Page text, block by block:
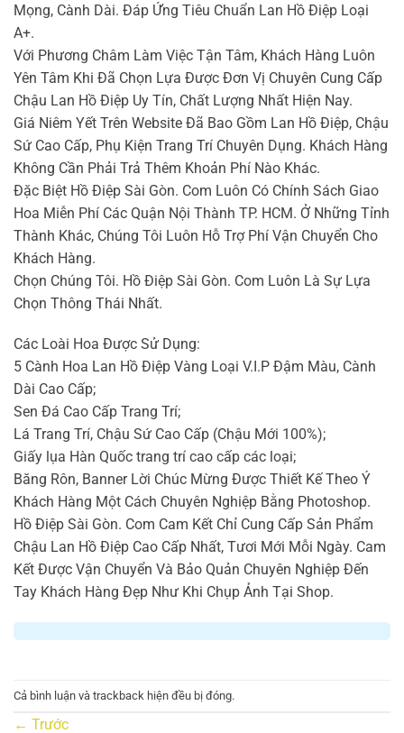
Mọng, Cành Dài. Đáp Ứng Tiêu Chuẩn Lan Hồ Điệp Loại
A+.
Với Phương Châm Làm Việc Tận Tâm, Khách Hàng Luôn
Yên Tâm Khi Đã Chọn Lựa Được Đơn Vị Chuyên Cung Cấp
Chậu Lan Hồ Điệp Uy Tín, Chất Lượng Nhất Hiện Nay.
Giá Niêm Yết Trên Website Đã Bao Gồm Lan Hồ Điệp, Chậu
Sứ Cao Cấp, Phụ Kiện Trang Trí Chuyên Dụng. Khách Hàng
Không Cần Phải Trả Thêm Khoản Phí Nào Khác.
Đặc Biệt Hồ Điệp Sài Gòn. Com Luôn Có Chính Sách Giao
Hoa Miễn Phí Các Quận Nội Thành TP. HCM. Ở Những Tỉnh
Thành Khác, Chúng Tôi Luôn Hỗ Trợ Phí Vận Chuyển Cho
Khách Hàng.
Chọn Chúng Tôi. Hồ Điệp Sài Gòn. Com Luôn Là Sự Lựa
Chọn Thông Thái Nhất.
Các Loài Hoa Được Sử Dụng:
5 Cành Hoa Lan Hồ Điệp Vàng Loại V.I.P Đậm Màu, Cành
Dài Cao Cấp;
Sen Đá Cao Cấp Trang Trí;
Lá Trang Trí, Chậu Sứ Cao Cấp (Chậu Mới 100%);
Giấy lụa Hàn Quốc trang trí cao cấp các loại;
Băng Rôn, Banner Lời Chúc Mừng Được Thiết Kế Theo Ý
Khách Hàng Một Cách Chuyên Nghiệp Bằng Photoshop.
Hồ Điệp Sài Gòn. Com Cam Kết Chỉ Cung Cấp Sản Phẩm
Chậu Lan Hồ Điệp Cao Cấp Nhất, Tươi Mới Mỗi Ngày. Cam
Kết Được Vận Chuyển Và Bảo Quản Chuyên Nghiệp Đến
Tay Khách Hàng Đẹp Như Khi Chụp Ảnh Tại Shop.
Cả bình luận và trackback hiện đều bị đóng.
← Trước